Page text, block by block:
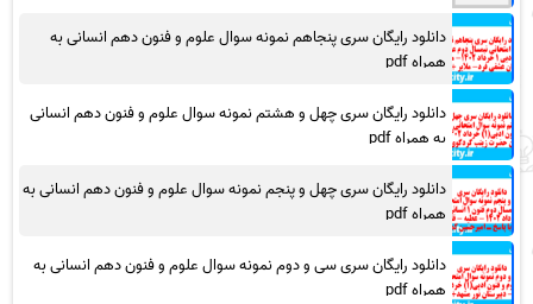
دانلود رایگان سری پنجاهم نمونه سوال علوم و فنون دهم انسانی به
همراه pdf
دانلود رایگان سری چهل و هشتم نمونه سوال علوم و فنون دهم انسانی
به همراه pdf
دانلود رایگان سری چهل و پنجم نمونه سوال علوم و فنون دهم انسانی به
همراه pdf
دانلود رایگان سری سی و دوم نمونه سوال علوم و فنون دهم انسانی به
همراه pdf